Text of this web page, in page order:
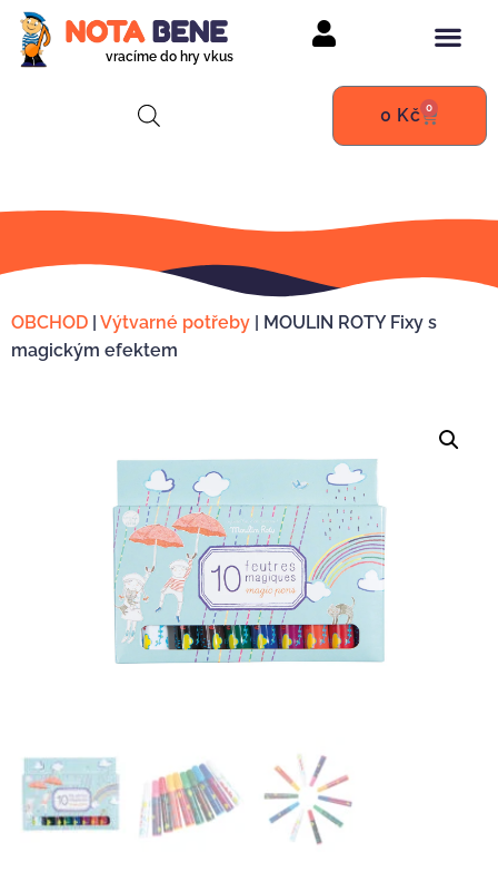
vracíme do hry vkus
0 Kč 0
OBCHOD | Výtvarné potřeby | MOULIN ROTY Fixy s
magickým efektem